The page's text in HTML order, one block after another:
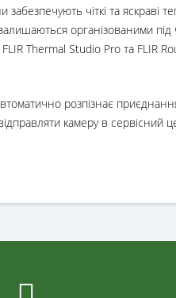
забезпечують чіткі та яскраві
організованими
Thermal Studio Pro та FLIR
розпізнає
камеру в сервісний